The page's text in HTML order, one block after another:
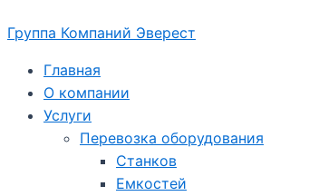
к
содержимому
Группа Компаний Эверест
Главная
О компании
Услуги
Перевозка оборудования
Станков
Емкостей